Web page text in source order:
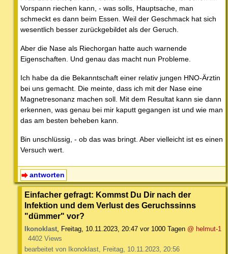
Vorspann riechen kann, - was solls, Hauptsache, man
schmeckt es dann beim Essen. Weil der Geschmack hat sich
wesentlich besser zurückgebildet als der Geruch.
Aber die Nase als Riechorgan hatte auch warnende
Eigenschaften. Und genau das macht nun Probleme.
Ich habe da die Bekanntschaft einer relativ jungen HNO-Ärztin
bei uns gemacht. Die meinte, dass ich mit der Nase eine
Magnetresonanz machen soll. Mit dem Resultat kann sie dann
erkennen, was genau bei mir kaputt gegangen ist und wie man
das am besten beheben kann.
Bin unschlüssig, - ob das was bringt. Aber vielleicht ist es einen
Versuch wert.
antworten
Einfacher gefragt: Kommst Du Dir nach der
Infektion und dem Verlust des Geruchssinns
"dümmer" vor?
Ikonoklast, Freitag, 10.11.2023, 20:47 vor 1000 Tagen @ helmut-1
4402 Views
bearbeitet von Ikonoklast, Freitag, 10.11.2023, 20:56